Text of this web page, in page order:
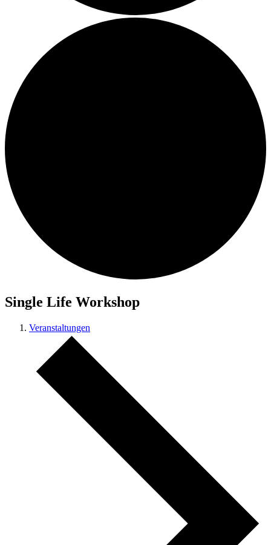
Single Life Workshop
Veranstaltungen